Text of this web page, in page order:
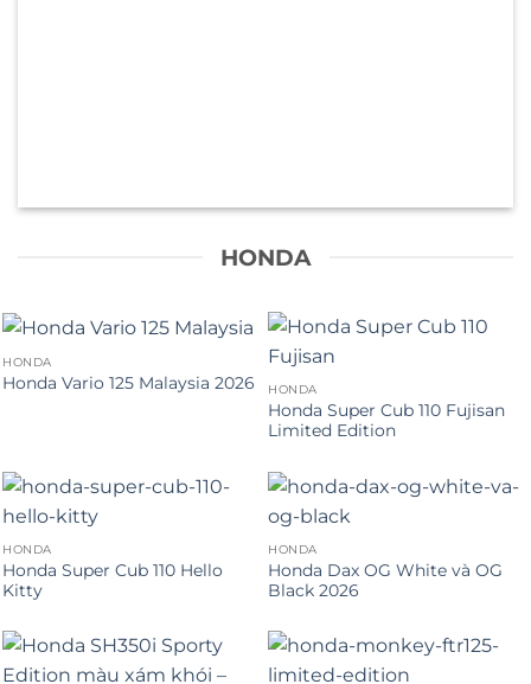
HONDA
HONDA
Honda Vario 125 Malaysia 2026 HONDA
Honda Super Cub 110 Fujisan
Limited Edition
HONDA
Honda Super Cub 110 Hello
Kitty
HONDA
Honda Dax OG White và OG
Black 2026